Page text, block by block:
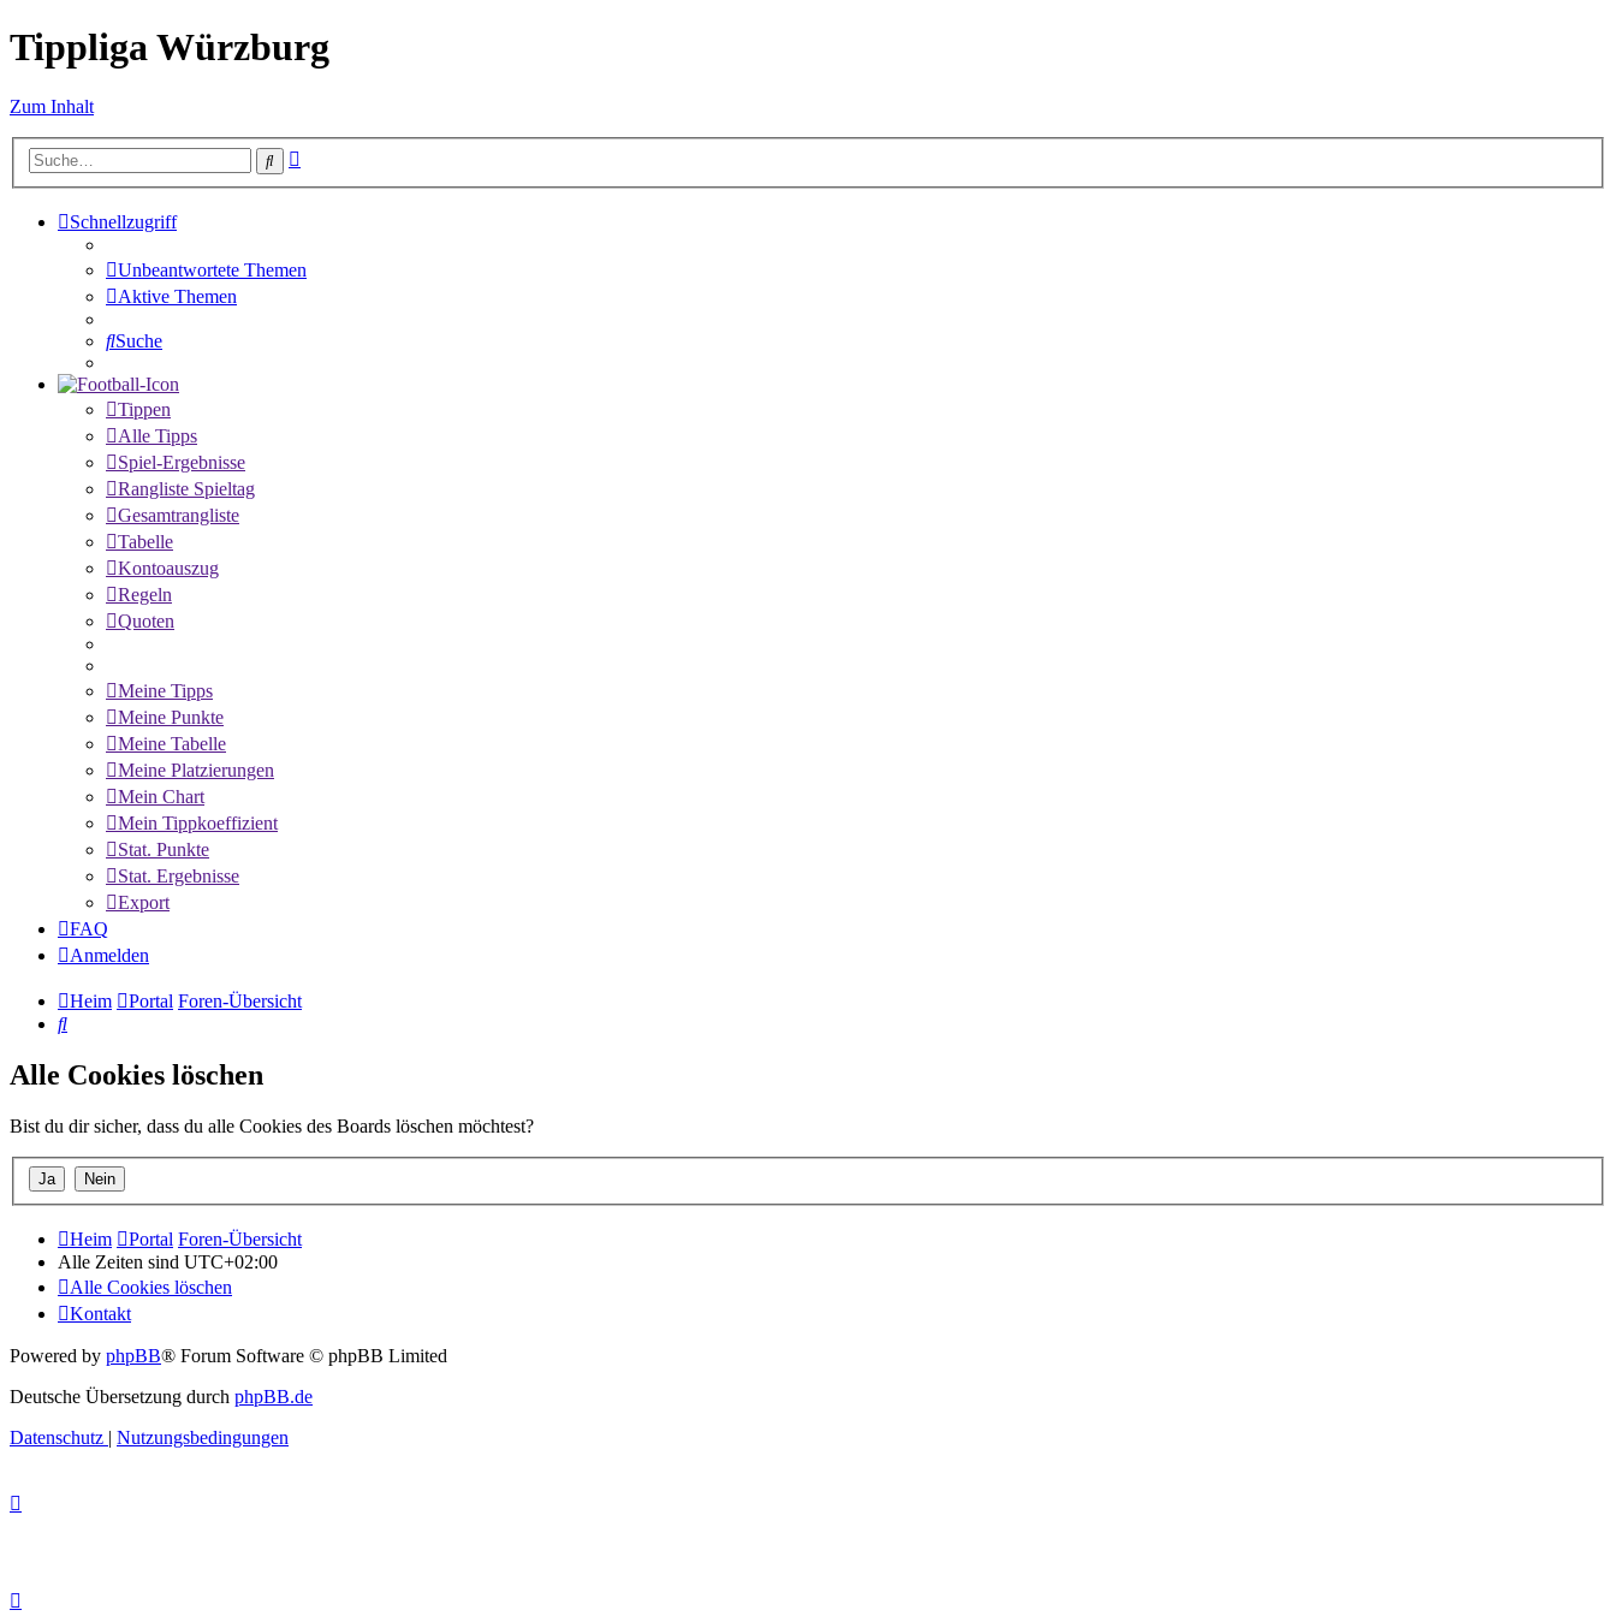
Tippliga Würzburg
Zum Inhalt
Suche
Schnellzugriff
Unbeantwortete Themen
Aktive Themen
Suche
Tippen
Alle Tipps
Spiel-Ergebnisse
Rangliste Spieltag
Gesamtrangliste
Tabelle
Kontoauszug
Regeln
Quoten
Meine Tipps
Meine Punkte
Meine Tabelle
Meine Platzierungen
Mein Chart
Mein Tippkoeffizient
Stat. Punkte
Stat. Ergebnisse
Export
FAQ
Anmelden
Heim Portal Foren-Übersicht
Suche
Alle Cookies löschen
Bist du dir sicher, dass du alle Cookies des Boards löschen möchtest?
Heim Portal Foren-Übersicht
Alle Zeiten sind UTC+02:00
Alle Cookies löschen
Kontakt
Powered by phpBB® Forum Software © phpBB Limited
Deutsche Übersetzung durch phpBB.de
Datenschutz | Nutzungsbedingungen